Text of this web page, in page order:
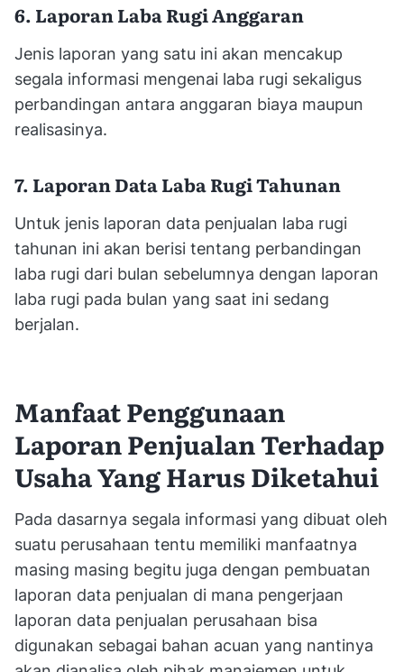
6. Laporan Laba Rugi Anggaran
Jenis laporan yang satu ini akan mencakup
segala informasi mengenai laba rugi sekaligus
perbandingan antara anggaran biaya maupun
realisasinya.
7. Laporan Data Laba Rugi Tahunan
Untuk jenis laporan data penjualan laba rugi
tahunan ini akan berisi tentang perbandingan
laba rugi dari bulan sebelumnya dengan laporan
laba rugi pada bulan yang saat ini sedang
berjalan.
Manfaat Penggunaan
Laporan Penjualan Terhadap
Usaha Yang Harus Diketahui
Pada dasarnya segala informasi yang dibuat oleh
suatu perusahaan tentu memiliki manfaatnya
masing masing begitu juga dengan pembuatan
laporan data penjualan di mana pengerjaan
laporan data penjualan perusahaan bisa
digunakan sebagai bahan acuan yang nantinya